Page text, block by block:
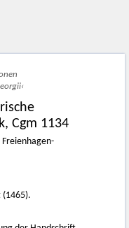
Cgm 1134